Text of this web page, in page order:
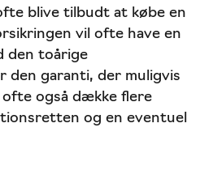
blive tilbudt at købe en
vil ofte have en
den toårige
den garanti, der muligvis
ofte også dække flere
og en eventuel